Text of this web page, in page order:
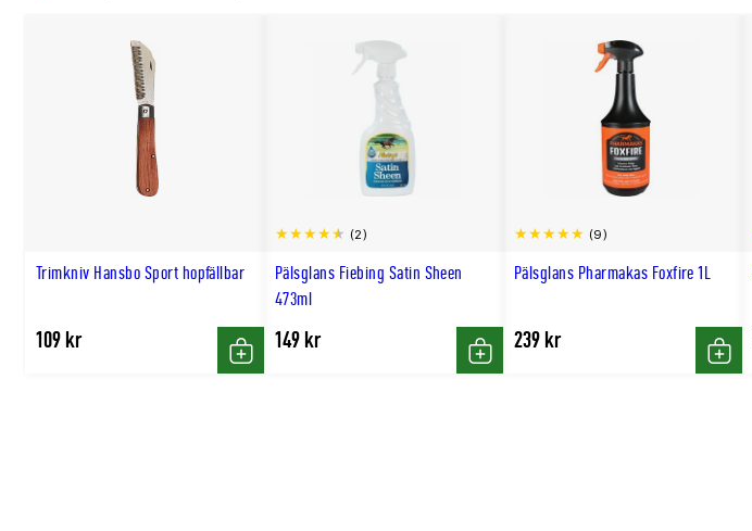
Trimkniv Hansbo Sport hopfällbar
109 kr
Köp
Pälsglans Fiebing Satin Sheen
473ml
(2)
149 kr
Köp
Pälsglans Pharmakas Foxfire 1L
(9)
239 kr
Köp